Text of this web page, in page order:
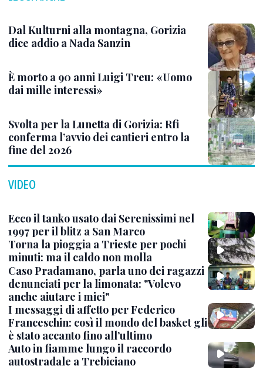
Dal Kulturni alla montagna, Gorizia
dice addio a Nada Sanzin
È morto a 90 anni Luigi Treu: «Uomo
dai mille interessi»
Svolta per la Lunetta di Gorizia: Rfi
conferma l’avvio dei cantieri entro la
fine del 2026
VIDEO
Ecco il tanko usato dai Serenissimi nel
1997 per il blitz a San Marco
Torna la pioggia a Trieste per pochi
minuti: ma il caldo non molla
Caso Pradamano, parla uno dei ragazzi
denunciati per la limonata: "Volevo
anche aiutare i miei"
I messaggi di affetto per Federico
Franceschin: così il mondo del basket gli
è stato accanto fino all’ultimo
Auto in fiamme lungo il raccordo
autostradale a Trebiciano